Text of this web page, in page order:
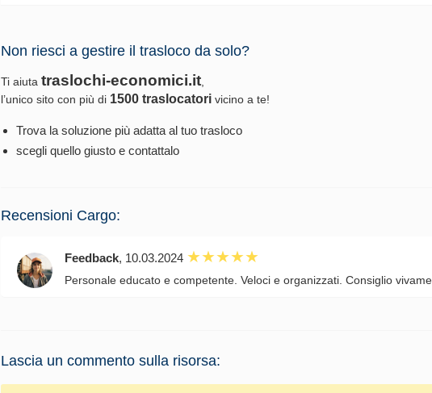
Non riesci a gestire il trasloco da solo?
Ti aiuta traslochi-economici.it,
l’unico sito con più di 1500 traslocatori vicino a te!
Trova la soluzione più adatta al tuo trasloco
scegli quello giusto e contattalo
Recensioni Cargo:
Feedback, 10.03.2024
Personale educato e competente. Veloci e organizzati. Consiglio
Lascia un commento sulla risorsa: